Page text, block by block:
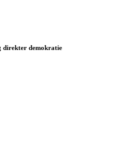
direkter demokratie